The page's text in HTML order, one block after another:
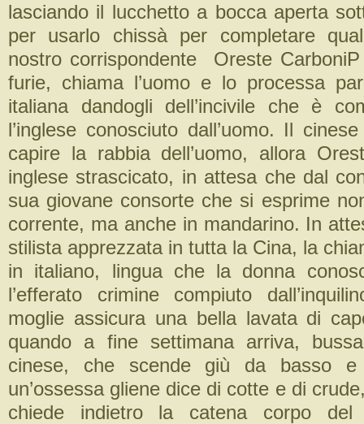
lasciando il lucchetto a bocca aperta
per usarlo chissà per completare
nostro corrispondente Oreste
furie, chiama l’uomo e lo processa
italiana dandogli dell’incivile che è
l’inglese conosciuto dall’uomo. Il
capire la rabbia dell’uomo, allora
inglese strascicato, in attesa che dal
sua giovane consorte che si esprime
corrente, ma anche in mandarino. In
stilista apprezzata in tutta la Cina, la
in italiano, lingua che la donna
l’efferato crimine compiuto
moglie assicura una bella lavata di
quando a fine settimana arriva,
cinese, che scende giù da basso e
un’ossessa gliene dice di cotte e di
chiede indietro la catena corpo del